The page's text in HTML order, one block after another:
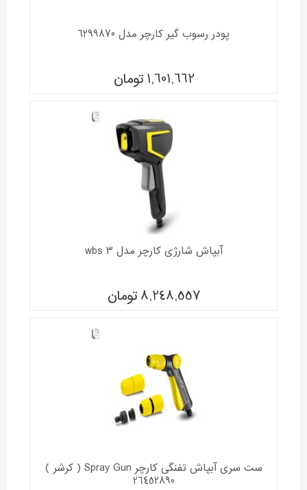
پودر رسوب گیر کارچر مدل 6299870
1,601,662 تومان
آبپاش شارژی کارچر مدل wbs 3
8,248,557 تومان
ست سری آبپاش تفنگی کارچر Spray Gun ( کرشر )
26452890